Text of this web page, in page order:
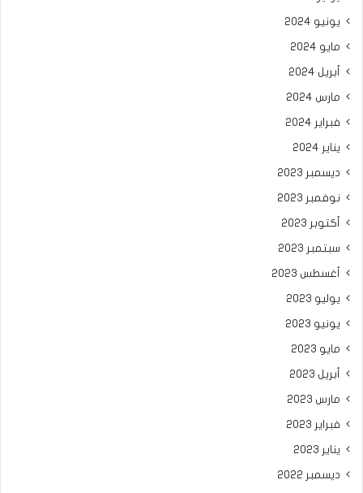
يونيو 2024
مايو 2024
أبريل 2024
مارس 2024
فبراير 2024
يناير 2024
ديسمبر 2023
نوفمبر 2023
أكتوبر 2023
سبتمبر 2023
أغسطس 2023
يوليو 2023
يونيو 2023
مايو 2023
أبريل 2023
مارس 2023
فبراير 2023
يناير 2023
ديسمبر 2022